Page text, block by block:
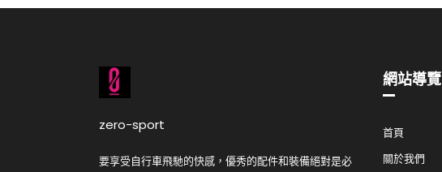
zero-sport
要享受自行車飛馳的快感，優秀的配件和裝備絕對是必
網站導覽
首頁
關於我們